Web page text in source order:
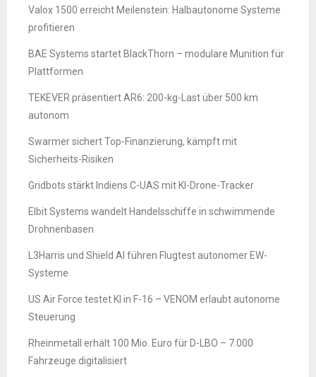
Valox 1500 erreicht Meilenstein: Halbautonome Systeme
profitieren
BAE Systems startet BlackThorn – modulare Munition für
Plattformen
TEKEVER präsentiert AR6: 200-kg-Last über 500 km
autonom
Swarmer sichert Top-Finanzierung, kämpft mit
Sicherheits-Risiken
Gridbots stärkt Indiens C-UAS mit KI-Drone-Tracker
Elbit Systems wandelt Handelsschiffe in schwimmende
Drohnenbasen
L3Harris und Shield AI führen Flugtest autonomer EW-
Systeme
US Air Force testet KI in F-16 – VENOM erlaubt autonome
Steuerung
Rheinmetall erhält 100 Mio. Euro für D-LBO – 7.000
Fahrzeuge digitalisiert